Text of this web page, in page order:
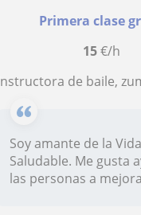
Primera clase
15€/h
Instructora de baile, zumba (ritmos latinos como: salsa,
Soy amante de la Vida
Saludable. Me gusta
las personas a